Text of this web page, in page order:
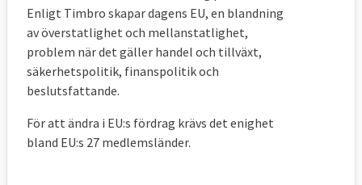
Enligt Timbro skapar dagens EU, en blandning
av överstatlighet och mellanstatlighet,
problem när det gäller handel och tillväxt,
säkerhetspolitik, finanspolitik och
beslutsfattande.
För att ändra i EU:s fördrag krävs det enighet
bland EU:s 27 medlemsländer.